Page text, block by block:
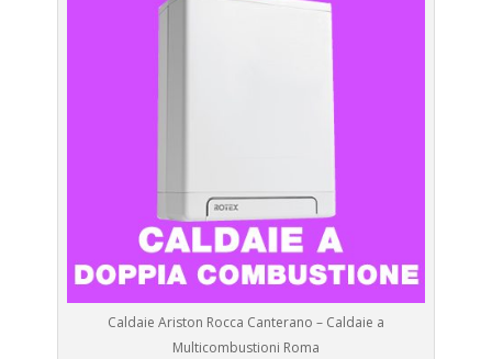
Caldaie Ariston Rocca Canterano – Caldaie a
Multicombustioni Roma